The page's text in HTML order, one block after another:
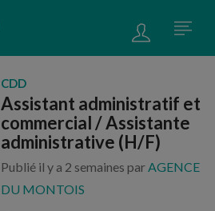
CDD
Assistant administratif et
commercial / Assistante
administrative (H/F)
Publié il y a 2 semaines parAGENCE
DU MONTOIS